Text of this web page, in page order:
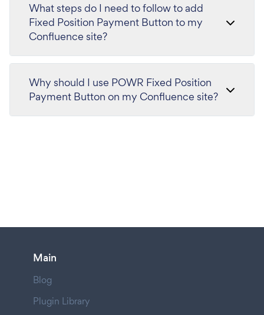
What steps do I need to follow to add
Fixed Position Payment Button to my
Confluence site?
Why should I use POWR Fixed Position
Payment Button on my Confluence site?
Main
Blog
Plugin Library